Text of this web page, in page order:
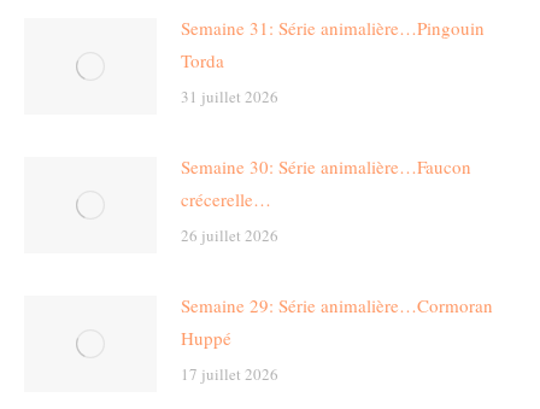
Semaine 31: Série animalière…Pingouin
Torda
31 juillet 2026
Semaine 30: Série animalière…Faucon
crécerelle…
26 juillet 2026
Semaine 29: Série animalière…Cormoran
Huppé
17 juillet 2026